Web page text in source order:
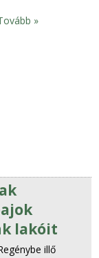
»
lakóit
illő